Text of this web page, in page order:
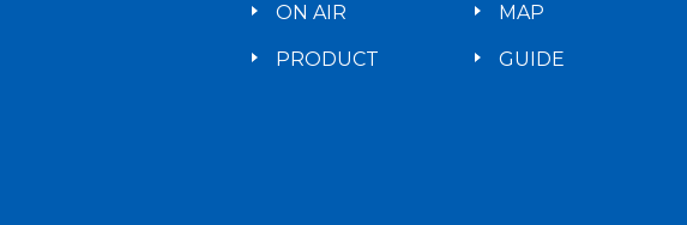
ON AIR
PRODUCT
MAP
GUIDE